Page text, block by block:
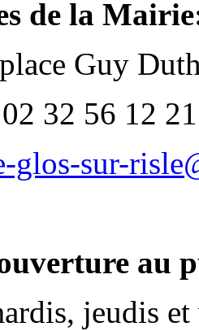
de la
Guy
02 32 56 12 21
glos-sur-
au
jeudis et